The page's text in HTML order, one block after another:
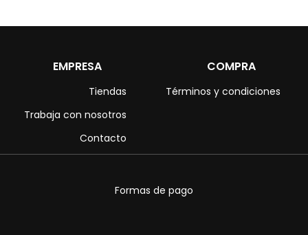
EMPRESA
Tiendas
Trabaja con nosotros
Contacto
COMPRA
Términos y condiciones
Formas de pago